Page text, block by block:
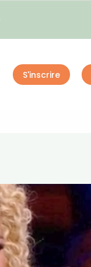
S'inscrire